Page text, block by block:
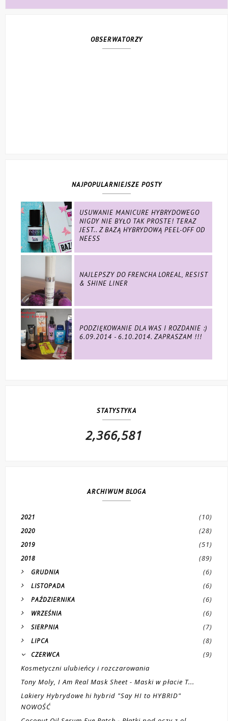
OBSERWATORZY
NAJPOPULARNIEJSZE POSTY
USUWANIE MANICURE HYBRYDOWEGO
NIGDY NIE BYŁO TAK PROSTE! TERAZ
JEST.. Z BAZĄ HYBRYDOWĄ PEEL-OFF OD
NEESS
NAJLEPSZY DO FRENCHA LOREAL, RESIST
& SHINE LINER
PODZIĘKOWANIE DLA WAS I ROZDANIE :)
6.09.2014 - 6.10.2014. ZAPRASZAM !!!
STATYSTYKA
2,366,581
ARCHIWUM BLOGA
2021 (10)
2020 (28)
2019 (51)
2018 (89)
GRUDNIA (6)
LISTOPADA (6)
PAŹDZIERNIKA (6)
WRZEŚNIA (6)
SIERPNIA (7)
LIPCA (8)
CZERWCA
(9)
Kosmetyczni ulubieńcy i rozczarowania
Tony Moly, I Am Real Mask Sheet - Maski w płacie T...
Lakiery Hybrydowe hi hybrid "Say HI to HYBRID"
NOWOŚĆ